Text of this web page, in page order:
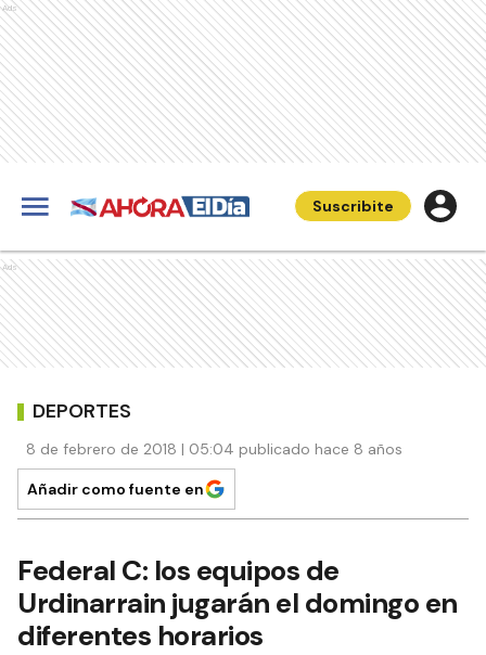
Ads
Suscribite
Ads
DEPORTES
8 de febrero de 2018 | 05:04 publicado hace 8 años
Añadir como fuente en
Federal C: los equipos de
Urdinarrain jugarán el domingo en
diferentes horarios